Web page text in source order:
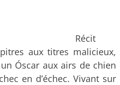
Récit
aux titres malicieux,
Óscar aux airs de chien
en d’échec. Vivant sur